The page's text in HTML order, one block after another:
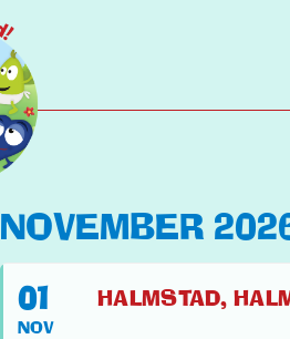
NOVEMBER
01
NOV
HALMSTAD,